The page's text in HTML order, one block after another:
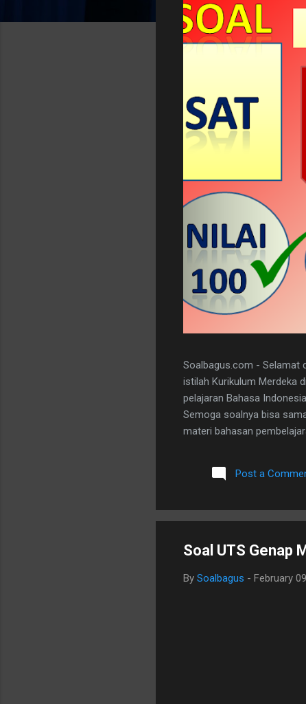
Soalbagus.com - Selamat
istilah Kurikulum Merdeka
pelajaran Bahasa
Semoga soalnya bisa
materi bahasan
dibawah ini. I. PILIHAN
A 20. D II.URAIAN 1.
Post a
Soal UTS Genap
By Soalbagus - February